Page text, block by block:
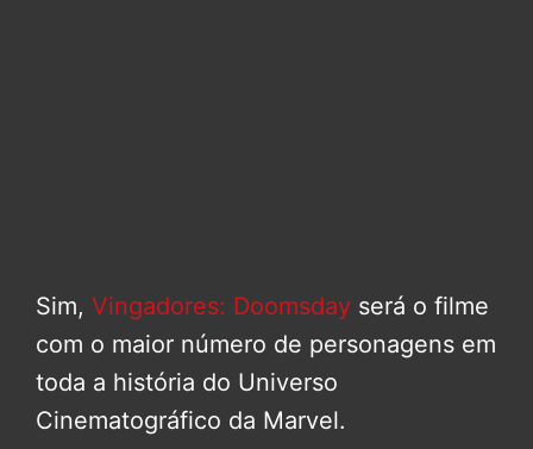
Sim, Vingadores: Doomsday será o filme
com o maior número de personagens em
toda a história do Universo
Cinematográfico da Marvel.